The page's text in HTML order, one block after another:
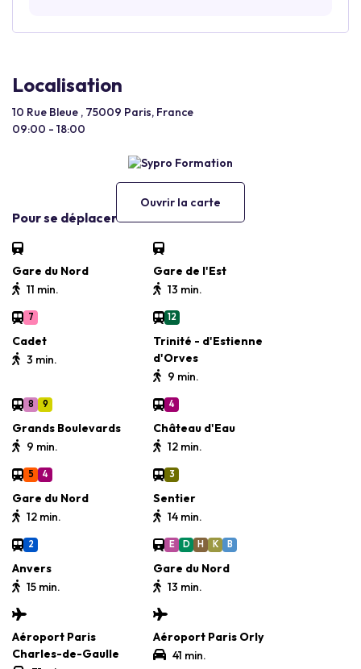
Localisation
10 Rue Bleue , 75009 Paris, France
09:00 - 18:00
Ouvrir la carte
Pour se déplacer
Gare du Nord
11 min.
Gare de l'Est
13 min.
7
Cadet
3 min.
12
Trinité - d'Estienne
d'Orves
9 min.
8 9
Grands Boulevards
9 min.
4
Château d'Eau
12 min.
5 4
Gare du Nord
12 min.
3
Sentier
14 min.
2
Anvers
15 min.
E D H K B
Gare du Nord
13 min.
Aéroport Paris
Charles-de-Gaulle
Aéroport Paris Orly
41 min.